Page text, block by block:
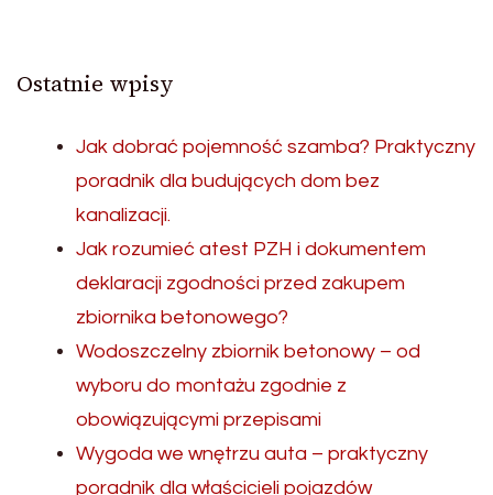
Ostatnie wpisy
Jak dobrać pojemność szamba? Praktyczny
poradnik dla budujących dom bez
kanalizacji.
Jak rozumieć atest PZH i dokumentem
deklaracji zgodności przed zakupem
zbiornika betonowego?
Wodoszczelny zbiornik betonowy – od
wyboru do montażu zgodnie z
obowiązującymi przepisami
Wygoda we wnętrzu auta – praktyczny
poradnik dla właścicieli pojazdów